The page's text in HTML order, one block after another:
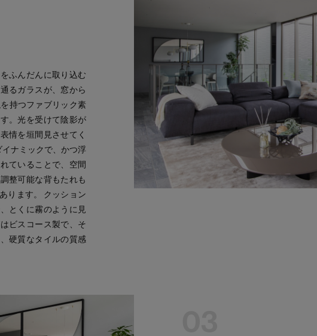
ふんだんに取り込む
るガラスが、窓から
持つファブリック素
。光を受けて陰影が
情を垣間見させてく
ナミックで、かつ浮
ていることで、空間
整可能な背もたれも
ります。 クッション
とくに霧のように見
ビスコース製で、そ
硬質なタイルの質感